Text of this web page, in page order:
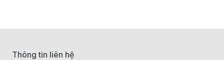
Thông tin liên hệ